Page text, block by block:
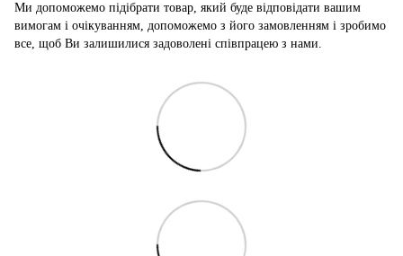
Ми допоможемо підібрати товар, який буде відповідати вашим
вимогам і очікуванням, допоможемо з його замовленням і зробимо
все, щоб Ви залишилися задоволені співпрацею з нами.